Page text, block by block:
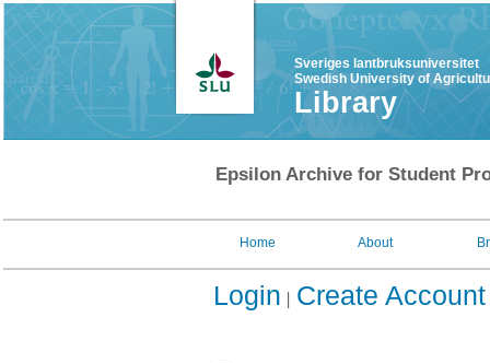
Sveriges lantbruksuniversitet
Swedish University of
Library
Epsilon Archive for Student
Home About
Login Create Account